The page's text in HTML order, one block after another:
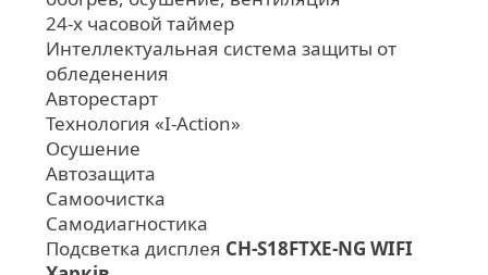
24-х часовой таймер
Интеллектуальная система защиты от
обледенения
Авторестарт
Технология «I-Action»
Осушение
Автозащита
Самоочистка
Самодиагностика
Подсветка дисплея CH-S18FTXE-NG WIFI